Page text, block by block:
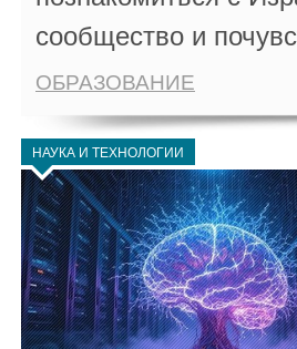
сообщество и
ОБРАЗОВАНИЕ
НАУКА И ТЕХНОЛОГИИ